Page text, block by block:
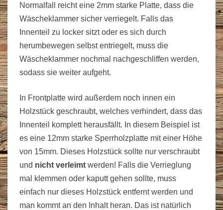
Normalfall reicht eine 2mm starke Platte, dass die
Wäscheklammer sicher verriegelt. Falls das
Innenteil zu locker sitzt oder es sich durch
herumbewegen selbst entriegelt, muss die
Wäscheklammer nochmal nachgeschliffen werden,
sodass sie weiter aufgeht.
In Frontplatte wird außerdem noch innen ein
Holzstück geschraubt, welches verhindert, dass das
Innenteil komplett herausfällt. In diesem Beispiel ist
es eine 12mm starke Sperrholzplatte mit einer Höhe
von 15mm. Dieses Holzstück sollte nur verschraubt
und nicht verleimt werden! Falls die Verrieglung
mal klemmen oder kaputt gehen sollte, muss
einfach nur dieses Holzstück entfernt werden und
man kommt an den Inhalt heran. Das ist natürlich